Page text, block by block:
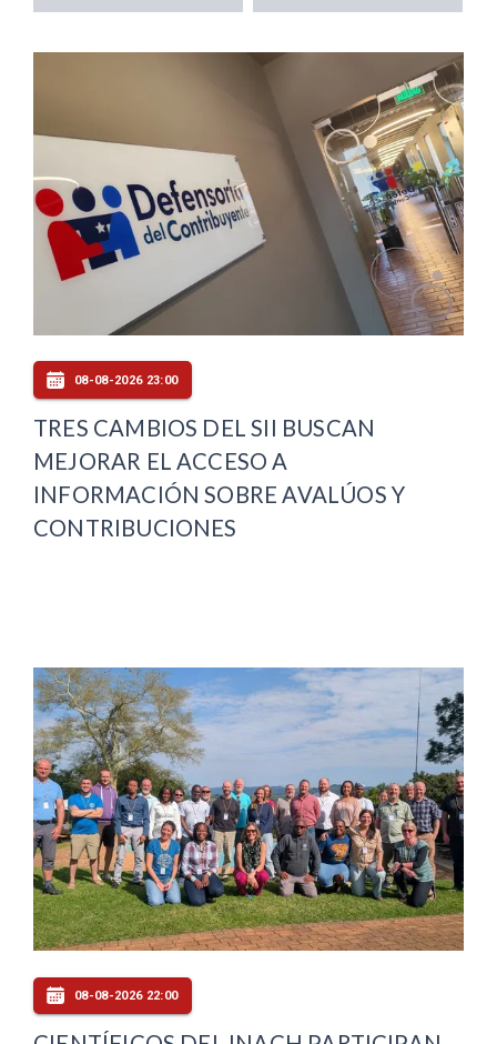
08-08-2026 23:00
TRES CAMBIOS DEL SII BUSCAN
MEJORAR EL ACCESO A
INFORMACIÓN SOBRE AVALÚOS Y
CONTRIBUCIONES
08-08-2026 22:00